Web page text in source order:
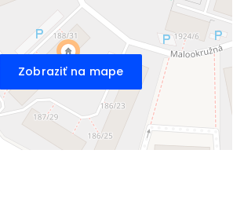
Zobraziť na mape